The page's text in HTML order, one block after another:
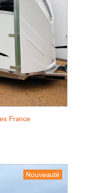
France
Nouveauté